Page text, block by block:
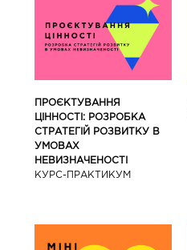
ПРОЄКТУВАННЯ
ЦІННОСТІ: РОЗРОБКА
СТРАТЕГІЙ РОЗВИТКУ В
УМОВАХ
НЕВИЗНАЧЕНОСТІ
КУРС-ПРАКТИКУМ